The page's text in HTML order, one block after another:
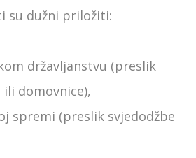
su dužni priložiti:
državljanstvu (preslik
ili domovnice),
spremi (preslik svjedodžbe